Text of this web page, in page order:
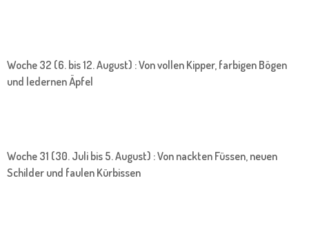
Woche 32 (6. bis 12. August) : Von vollen Kipper, farbigen Bögen
und ledernen Äpfel
Woche 31 (30. Juli bis 5. August) : Von nackten Füssen, neuen
Schilder und faulen Kürbissen